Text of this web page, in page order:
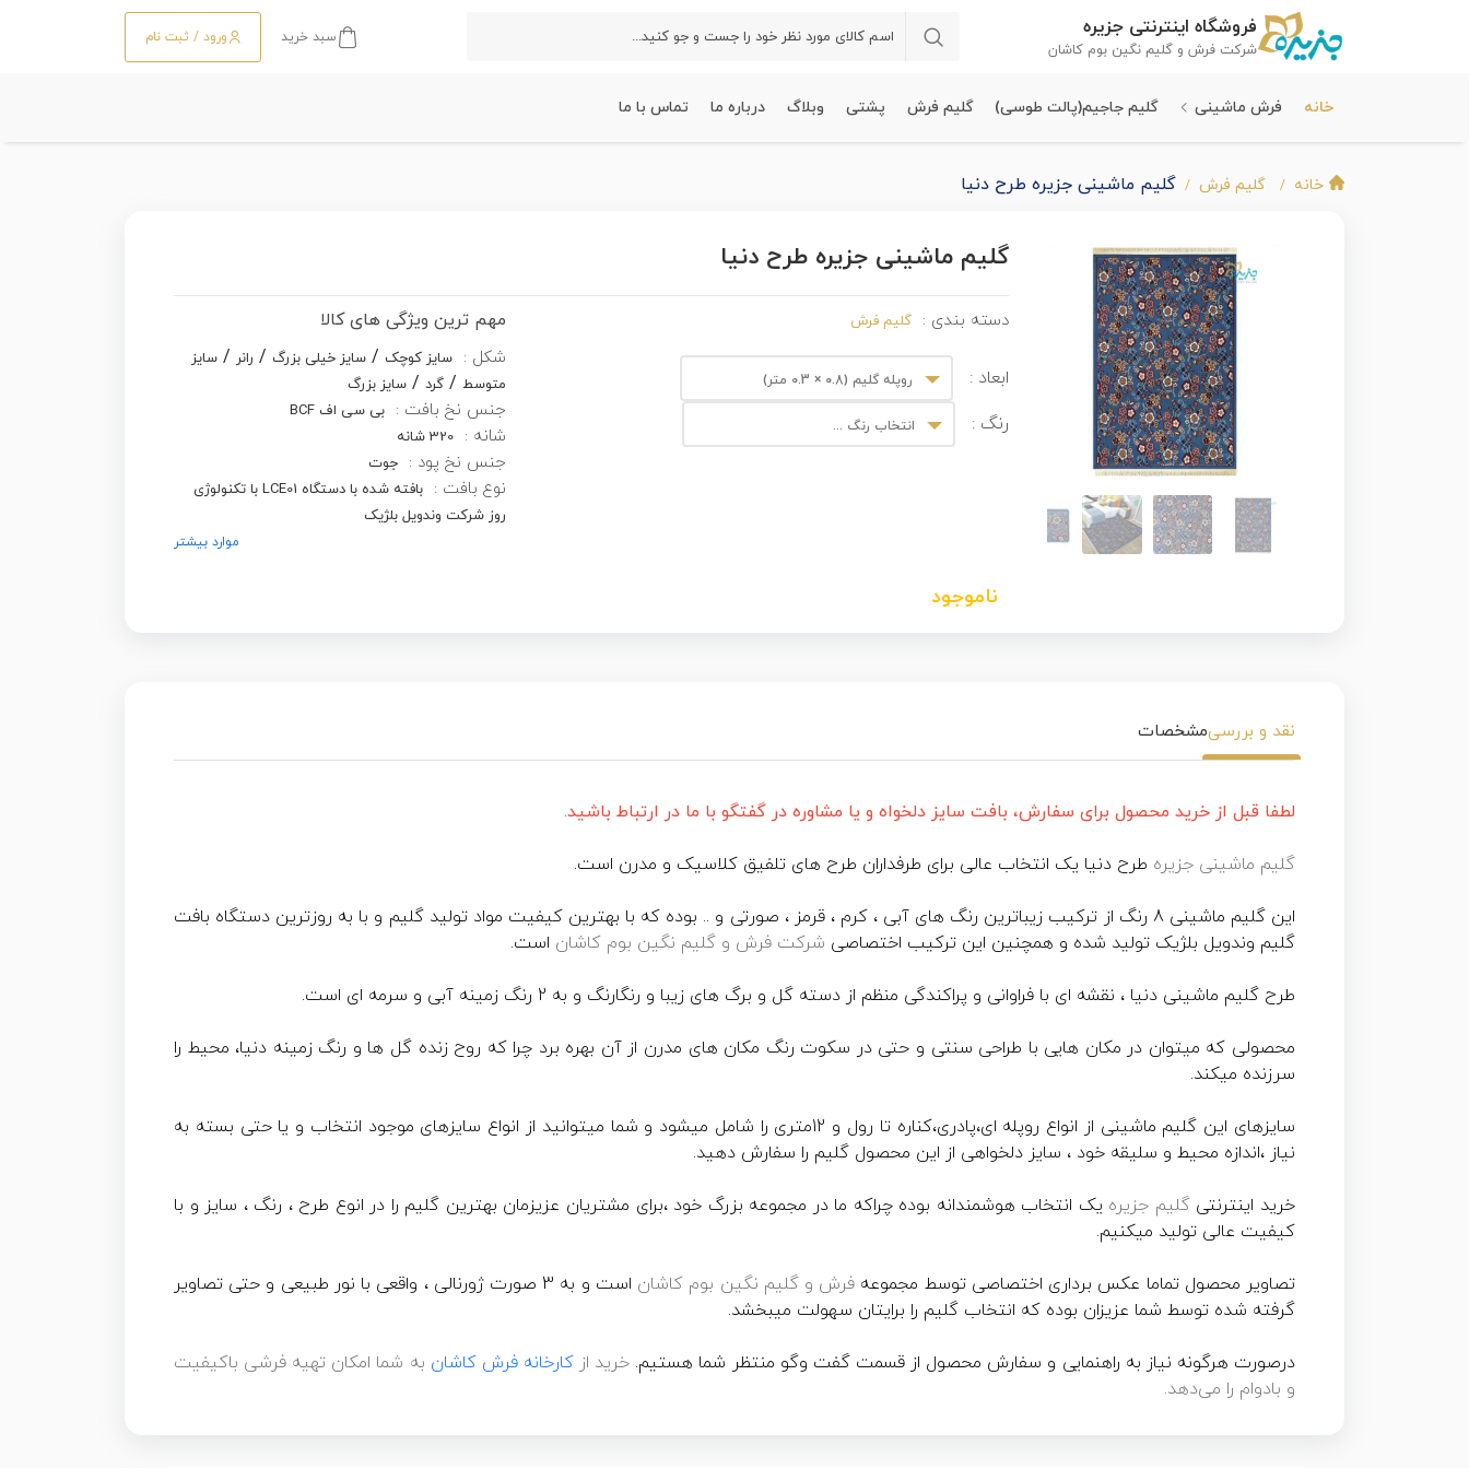
فروشگاه اینترنتی جزیره
شرکت فرش و گلیم نگین بوم کاشان
سبد خرید ورود / ثبت نام
خانه فرش ماشینی گلیم جاجیم(پالت طوسی) گلیم فرش پشتی وبلاگ درباره ما تماس با ما
خانه گلیم فرش گلیم ماشینی جزیره طرح دنیا
گلیم ماشینی جزیره طرح دنیا
دسته بندی : گلیم فرش
ابعاد : روپله گلیم (0.8 × 0.3 متر)
رنگ : انتخاب رنگ ...
مهم ترین ویژگی های کالا
شکل : سایز کوچک / سایز خیلی بزرگ / رانر / سایز
متوسط / گرد / سایز بزرگ
جنس نخ بافت : بی سی اف BCF
شانه : 320 شانه
جنس نخ پود : جوت
نوع بافت :
بافته شده با دستگاه LCE01 با تکنولوژی
روز شرکت وندویل بلژیک
موارد بیشتر
ناموجود
نقد و بررسیمشخصات
لطفا قبل از خرید محصول برای سفارش، بافت سایز دلخواه و یا مشاوره در گفتگو با ما در ارتباط باشید.
گلیم ماشینی جزیره طرح دنیا یک انتخاب عالی برای طرفداران طرح های تلفیق کلاسیک و مدرن است.
این گلیم ماشینی 8 رنگ از ترکیب زیباترین رنگ های آبی ، کرم ، قرمز ، صورتی و .. بوده که با بهترین کیفیت مواد تولید گلیم و با به روزترین دستگاه بافت
گلیم وندویل بلژیک تولید شده و همچنین این ترکیب اختصاصی شرکت فرش و گلیم نگین بوم کاشان است.
طرح گلیم ماشینی دنیا ، نقشه ای با فراوانی و پراکندگی منظم از دسته گل و برگ های زیبا و رنگارنگ و به 2 رنگ زمینه آبی و سرمه ای است.
محصولی که میتوان در مکان هایی با طراحی سنتی و حتی در سکوت رنگ مکان های مدرن از آن بهره برد چرا که روح زنده گل ها و رنگ زمینه دنیا، محیط را
سرزنده میکند.
سایزهای این گلیم ماشینی از انواع روپله ای،پادری،کناره تا رول و 12متری را شامل میشود و شما میتوانید از انواع سایزهای موجود انتخاب و یا حتی بسته به
نیاز ،اندازه محیط و سلیقه خود ، سایز دلخواهی از این محصول گلیم را سفارش دهید.
خرید اینترنتی گلیم جزیره یک انتخاب هوشمندانه بوده چراکه ما در مجموعه بزرگ خود ،برای مشتریان عزیزمان بهترین گلیم را در انوع طرح ، رنگ ، سایز و با
کیفیت عالی تولید میکنیم.
تصاویر محصول تماما عکس برداری اختصاصی توسط مجموعه فرش و گلیم نگین بوم کاشان
است و به 3 صورت ژورنالی ، واقعی با نور طبیعی و حتی تصاویر
گرفته شده توسط شما عزیزان بوده که انتخاب گلیم را برایتان سهولت میبخشد.
درصورت هرگونه نیاز به راهنمایی و سفارش محصول از قسمت گفت وگو منتظر شما هستیم. خرید ازکارخانه فرش کاشان به شما امکان تهیه فرشی باکیفیت
و بادوام را می‌دهد.